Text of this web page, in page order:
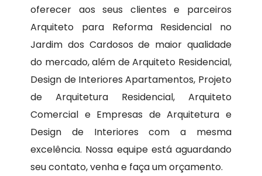
oferecer aos seus clientes e parceiros
Arquiteto para Reforma Residencial no
Jardim dos Cardosos de maior qualidade
do mercado, além de Arquiteto Residencial,
Design de Interiores Apartamentos, Projeto
de Arquitetura Residencial, Arquiteto
Comercial e Empresas de Arquitetura e
Design de Interiores com a mesma
excelência. Nossa equipe está aguardando
seu contato, venha e faça um orçamento.